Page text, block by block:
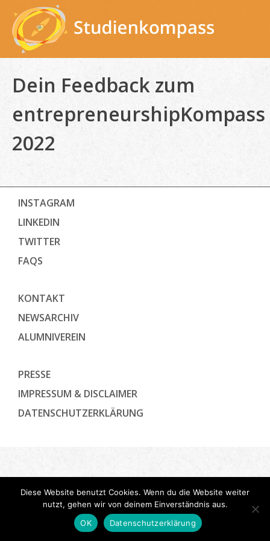
content
Dein Feedback zum
entrepreneurshipKompass
2022
INSTAGRAM
LINKEDIN
TWITTER
FAQS
KONTAKT
NEWSARCHIV
ALUMNIVEREIN
PRESSE
IMPRESSUM & DISCLAIMER
DATENSCHUTZ­ERKLÄRUNG
Diese Website benutzt Cookies. Wenn du die Website weiter
nutzt, gehen wir von deinem Einverständnis aus.
OK
Datenschutzerklärung